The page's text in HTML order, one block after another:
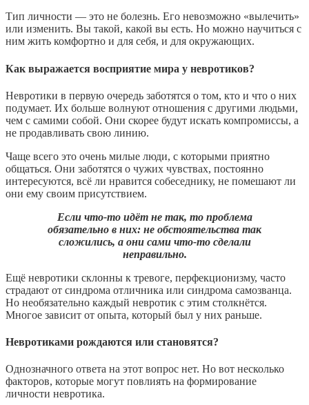
Тип личности — это не болезнь. Его невозможно «вылечить»
или изменить. Вы такой, какой вы есть. Но можно научиться с
ним жить комфортно и для себя, и для окружающих.
Как выражается восприятие мира у невротиков?
Невротики в первую очередь заботятся о том, кто и что о них
подумает. Их больше волнуют отношения с другими людьми,
чем с самими собой. Они скорее будут искать компромиссы, а
не продавливать свою линию.
Чаще всего это очень милые люди, с которыми приятно
общаться. Они заботятся о чужих чувствах, постоянно
интересуются, всё ли нравится собеседнику, не помешают ли
они ему своим присутствием.
Если что-то идёт не так, то проблема
обязательно в них: не обстоятельства так
сложились, а они сами что-то сделали
неправильно.
Ещё невротики склонны к тревоге, перфекционизму, часто
страдают от синдрома отличника или синдрома самозванца.
Но необязательно каждый невротик с этим столкнётся.
Многое зависит от опыта, который был у них раньше.
Невротиками рождаются или становятся?
Однозначного ответа на этот вопрос нет. Но вот несколько
факторов, которые могут повлиять на формирование
личности невротика.